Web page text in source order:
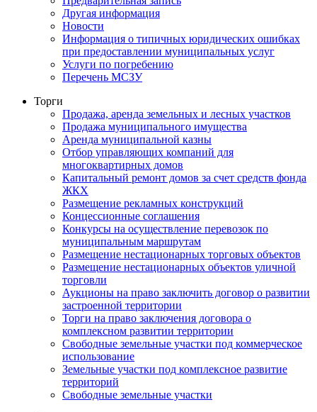
Другая информация
Новости
Информация о типичных юридических ошибках
при предоставлении муниципальных услуг
Услуги по погребению
Перечень МСЗУ
Торги
Продажа, аренда земельных и лесных участков
Продажа муниципального имущества
Аренда муниципальной казны
Отбор управляющих компаний для
многоквартирных домов
Капитальный ремонт домов за счет средств фонда
ЖКХ
Размещение рекламных конструкций
Концессионные соглашения
Конкурсы на осуществление перевозок по
муниципальным маршрутам
Размещение нестационарных торговых объектов
Размещение нестационарных объектов уличной
торговли
Аукционы на право заключить договор о развитии
застроенной территории
Торги на право заключения договора о
комплексном развитии территории
Свободные земельные участки под коммерческое
использование
Земельные участки под комплексное развитие
территорий
Свободные земельные участки